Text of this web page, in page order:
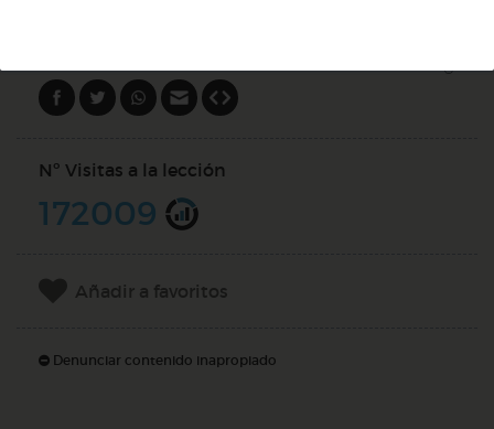
Nº Visitas a la lección
172009
Añadir a favoritos
Denunciar contenido inapropiado